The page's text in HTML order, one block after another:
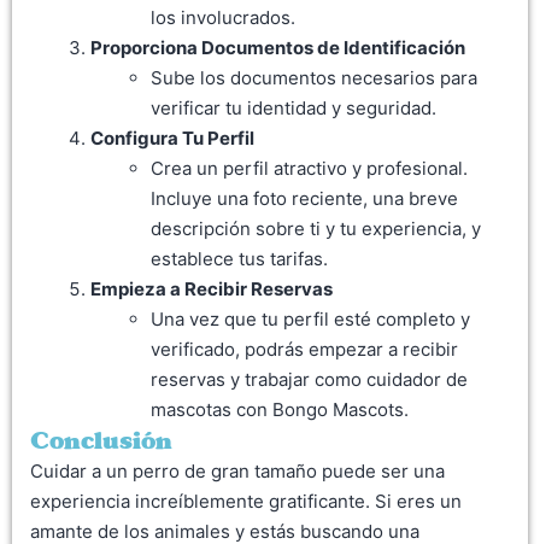
los involucrados.
Proporciona Documentos de Identificación
Sube los documentos necesarios para
verificar tu identidad y seguridad.
Configura Tu Perfil
Crea un perfil atractivo y profesional.
Incluye una foto reciente, una breve
descripción sobre ti y tu experiencia, y
establece tus tarifas.
Empieza a Recibir Reservas
Una vez que tu perfil esté completo y
verificado, podrás empezar a recibir
reservas y trabajar como cuidador de
mascotas con Bongo Mascots.
Conclusión
Cuidar a un perro de gran tamaño puede ser una
experiencia increíblemente gratificante. Si eres un
amante de los animales y estás buscando una